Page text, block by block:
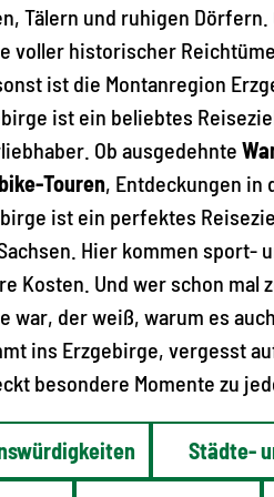
Tälern und ruhigen
voller historischer
ist die Montanregion
ist ein beliebtes
Ob ausgedehnte
Touren, Entdeckungen in
ist ein perfektes
Hier kommen sport-
Kosten. Und wer schon mal
war, der weiß, warum es
ins Erzgebirge, vergesst
besondere Momente zu
Städte-